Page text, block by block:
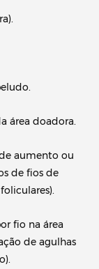
área doadora.
aumento ou
de fios de
fio na área
de agulhas